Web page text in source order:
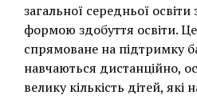
загальної середньої
формою здобуття освіти.
спрямоване на підтримку
навчаються дистанційно,
велику кількість дітей, які